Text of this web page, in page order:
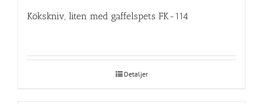
Kökskniv, liten med gaffelspets FK-114
Detaljer